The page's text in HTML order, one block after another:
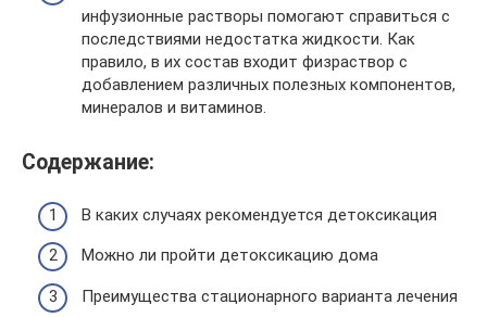
инфузионные растворы помогают справиться с
последствиями недостатка жидкости. Как
правило, в их состав входит физраствор с
добавлением различных полезных компонентов,
минералов и витаминов.
Содержание:
В каких случаях рекомендуется детоксикация
Можно ли пройти детоксикацию дома
Преимущества стационарного варианта лечения